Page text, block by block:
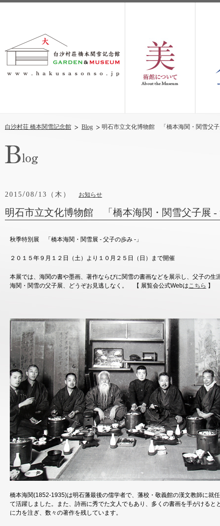
白沙村荘 橋本関雪記念館 Blog 明石市立文化博物館 「橋本海関・関雪父子
2015/08/ 13（木） お知らせ
明石市立文化博物館 「橋本海関・関雪父子展 -
秋季特別展 「橋本海関・関雪展 - 父子の歩み -」
２０１５年９月１２日（土）より１０月２５日（日）まで開催
本展では、海関の書や墨画、著作ならびに関雪の書画などを展示し、父子の
海関・関雪の父子展、どうぞお見逃しなく。 【 展覧会公式Webはこちら 】
橋本海関(1852-1935)は明石藩最後の儒学者で、藩校・敬義館の漢文教師に就
て活躍しました。また、詩画に秀でた文人でもあり、多くの書画を手がける
に力を注ぎ、数々の著作を残しています。